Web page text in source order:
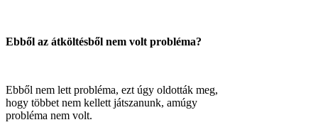
Ebből az átköltésből nem volt probléma?
Ebből nem lett probléma, ezt úgy oldották meg,
hogy többet nem kellett játszanunk, amúgy
probléma nem volt.